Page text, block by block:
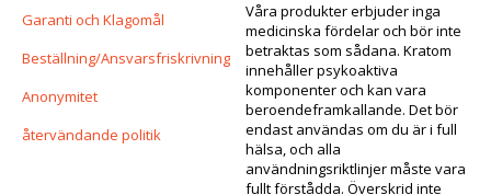
Garanti och Klagomål
Beställning/Ansvarsfriskrivning
Anonymitet
återvändande politik
Våra produkter erbjuder inga
medicinska fördelar och bör inte
betraktas som sådana. Kratom
innehåller psykoaktiva
komponenter och kan vara
beroendeframkallande. Det bör
endast användas om du är i full
hälsa, och alla
användningsriktlinjer måste vara
fullt förstådda. Överskrid inte